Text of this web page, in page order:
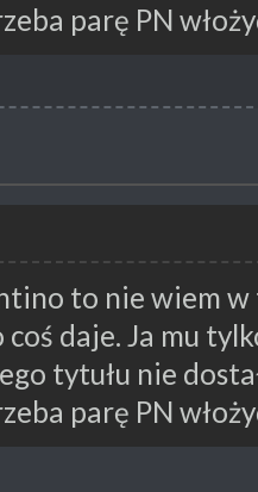
parę PN
to nie wiem
coś daje. Ja mu
tytułu nie
parę PN